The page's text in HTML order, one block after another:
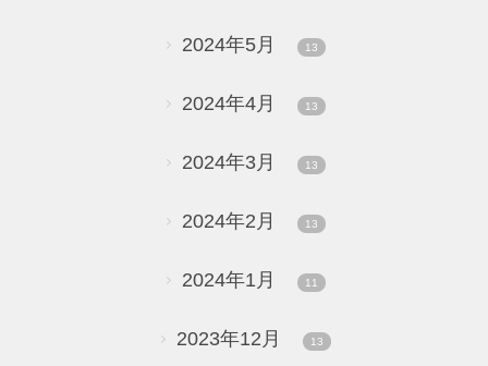
2024年5月 13
2024年4月 13
2024年3月 13
2024年2月 13
2024年1月 11
2023年12月 13